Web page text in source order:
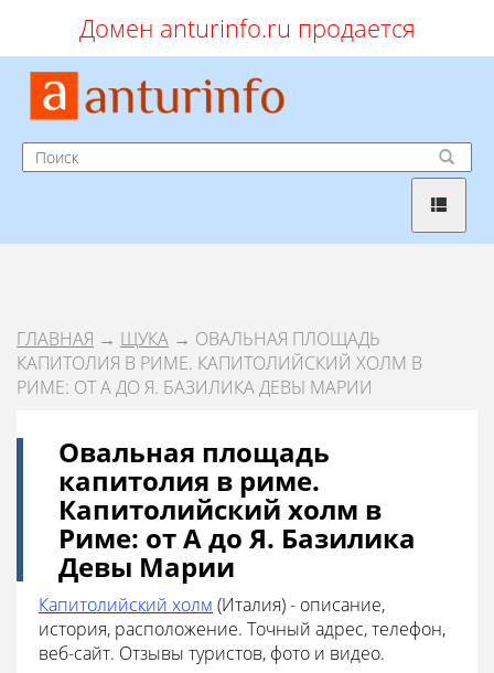
Домен anturinfo.ru продается
ГЛАВНАЯ → ЩУКА → ОВАЛЬНАЯ ПЛОЩАДЬ
КАПИТОЛИЯ В РИМЕ. КАПИТОЛИЙСКИЙ ХОЛМ В
РИМЕ: ОТ А ДО Я. БАЗИЛИКА ДЕВЫ МАРИИ
Овальная площадь
капитолия в риме.
Капитолийский холм в
Риме: от А до Я. Базилика
Девы Марии
Капитолийский холм (Италия) - описание,
история, расположение. Точный адрес, телефон,
веб-сайт. Отзывы туристов, фото и видео.